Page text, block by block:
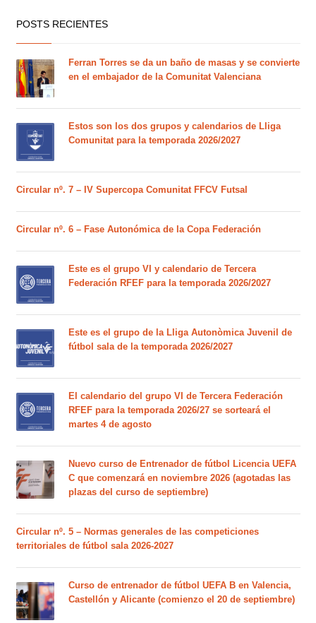
POSTS RECIENTES
Ferran Torres se da un baño de masas y se convierte
en el embajador de la Comunitat Valenciana
Estos son los dos grupos y calendarios de Lliga
Comunitat para la temporada 2026/2027
Circular nº. 7 – IV Supercopa Comunitat FFCV Futsal
Circular nº. 6 – Fase Autonómica de la Copa Federación
Este es el grupo VI y calendario de Tercera
Federación RFEF para la temporada 2026/2027
Este es el grupo de la Lliga Autonòmica Juvenil de
fútbol sala de la temporada 2026/2027
El calendario del grupo VI de Tercera Federación
RFEF para la temporada 2026/27 se sorteará el
martes 4 de agosto
Nuevo curso de Entrenador de fútbol Licencia UEFA
C que comenzará en noviembre 2026 (agotadas las
plazas del curso de septiembre)
Circular nº. 5 – Normas generales de las competiciones
territoriales de fútbol sala 2026-2027
Curso de entrenador de fútbol UEFA B en Valencia,
Castellón y Alicante (comienzo el 20 de septiembre)